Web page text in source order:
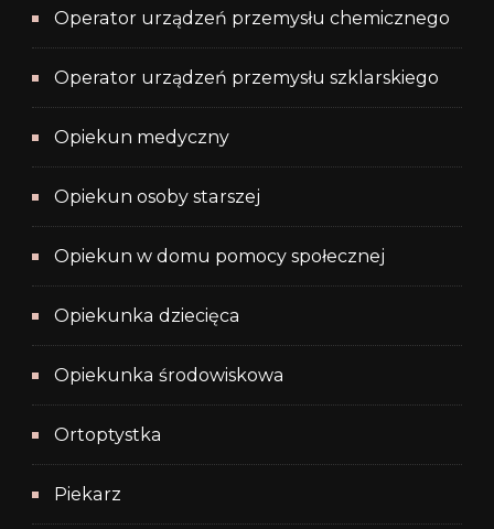
Operator urządzeń przemysłu chemicznego
Operator urządzeń przemysłu szklarskiego
Opiekun medyczny
Opiekun osoby starszej
Opiekun w domu pomocy społecznej
Opiekunka dziecięca
Opiekunka środowiskowa
Ortoptystka
Piekarz